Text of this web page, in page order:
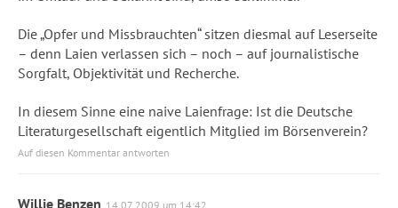
Die „Opfer und Missbrauchten“ sitzen diesmal auf Leserseite
– denn Laien verlassen sich – noch – auf journalistische
Sorgfalt, Objektivität und Recherche.
In diesem Sinne eine naive Laienfrage: Ist die Deutsche
Literaturgesellschaft eigentlich Mitglied im Börsenverein?
Auf diesen Kommentar antworten
Willie Benzen 14.07.2009 um 14:42